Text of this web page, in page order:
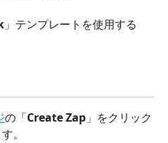
」テンプレートを使用する
の「Create Zap 」をクリック
。